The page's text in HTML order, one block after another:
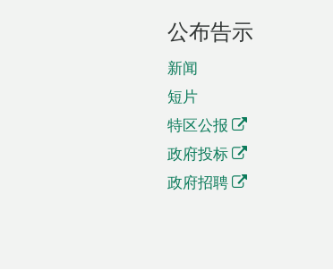
公布告示
新闻
短片
特区公报
政府投标
政府招聘